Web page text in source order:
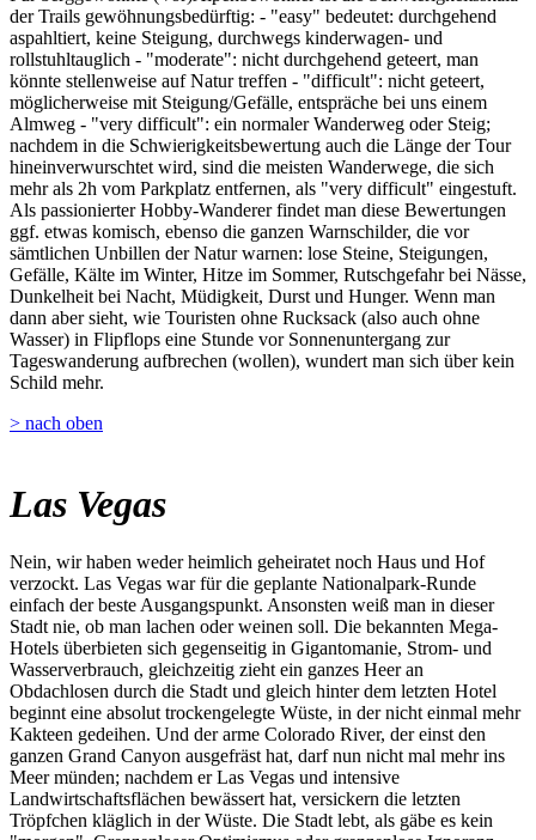
der Trails gewöhnungsbedürftig: - "easy" bedeutet: durchgehend
aspahltiert, keine Steigung, durchwegs kinderwagen- und
rollstuhltauglich - "moderate": nicht durchgehend geteert, man
könnte stellenweise auf Natur treffen - "difficult": nicht geteert,
möglicherweise mit Steigung/Gefälle, entspräche bei uns einem
Almweg - "very difficult": ein normaler Wanderweg oder Steig;
nachdem in die Schwierigkeitsbewertung auch die Länge der Tour
hineinverwurschtet wird, sind die meisten Wanderwege, die sich
mehr als 2h vom Parkplatz entfernen, als "very difficult" eingestuft.
Als passionierter Hobby-Wanderer findet man diese Bewertungen
ggf. etwas komisch, ebenso die ganzen Warnschilder, die vor
sämtlichen Unbillen der Natur warnen: lose Steine, Steigungen,
Gefälle, Kälte im Winter, Hitze im Sommer, Rutschgefahr bei Nässe,
Dunkelheit bei Nacht, Müdigkeit, Durst und Hunger. Wenn man
dann aber sieht, wie Touristen ohne Rucksack (also auch ohne
Wasser) in Flipflops eine Stunde vor Sonnenuntergang zur
Tageswanderung aufbrechen (wollen), wundert man sich über kein
Schild mehr.
> nach oben
Las Vegas
Nein, wir haben weder heimlich geheiratet noch Haus und Hof
verzockt. Las Vegas war für die geplante Nationalpark-Runde
einfach der beste Ausgangspunkt. Ansonsten weiß man in dieser
Stadt nie, ob man lachen oder weinen soll. Die bekannten Mega-
Hotels überbieten sich gegenseitig in Gigantomanie, Strom- und
Wasserverbrauch, gleichzeitig zieht ein ganzes Heer an
Obdachlosen durch die Stadt und gleich hinter dem letzten Hotel
beginnt eine absolut trockengelegte Wüste, in der nicht einmal mehr
Kakteen gedeihen. Und der arme Colorado River, der einst den
ganzen Grand Canyon ausgefräst hat, darf nun nicht mal mehr ins
Meer münden; nachdem er Las Vegas und intensive
Landwirtschaftsflächen bewässert hat, versickern die letzten
Tröpfchen kläglich in der Wüste. Die Stadt lebt, als gäbe es kein